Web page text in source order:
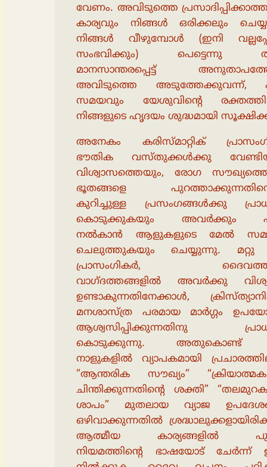
വേണം. അവിടുത്തെ
കാര്യവും നിങ്ങൾ ഒരിക്കലും
നിങ്ങൾ വീഴുമ്പോൾ (ഇനി
സംഭവിക്കും) പെട്ടെന്നു
മാനസാന്തരപ്പെട്ട്
അവിടുത്തെ അടുത്തേക്കുവന്ന്,
സമയവും യേശുവിൻ്റെ
നിങ്ങളുടെ ഹൃദയം ശുദ്ധമായി
അനേകം കരിസ്മാറ്റിക്
ഭൗതിക വസ്തുക്കൾക്കു
വിശ്വാസത്തെയും, രോഗ
ഭൂതങ്ങളെ
കുറിച്ചുള്ള പ്രസംഗങ്ങൾക്കു
കൊടുക്കുകയും അവർക്കും
നൽകാൻ ആളുകളുടെ മേൽ
ചെലുത്തുകയും ചെയ്യുന്നു. മറ്റു
പ്രാസംഗികർ,
വാഗ്ദത്തങ്ങളിൽ അവർക്കു
ഉണ്ടാകുന്നതിനേക്കാൾ,
മനശാസ്ത്ര പരമായ മാർഗ്ഗം
ആശ്വസിപ്പിക്കുന്നതിനു
കൊടുക്കുന്നു.
നാളുകളിൽ വ്യാപകമായി
”ആന്തരിക സൗഖ്യം”
ചിന്തിക്കുന്നതിൻ്റെ ശക്തി”
ശാപം” മുതലായ വ്യാജ
ഒഴിവാക്കുന്നതിൽ
ആത്മീയ കാര്യങ്ങളിൽ
നിയമത്തിൻ്റെ ഭാഷയോട് ചേർന്ന്